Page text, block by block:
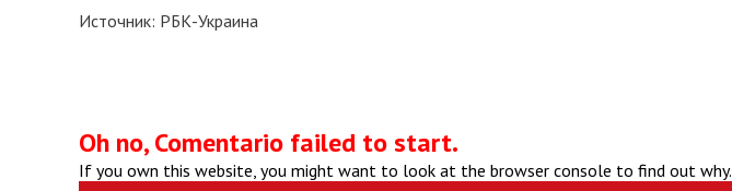
Источник: РБК-Украина
Oh no, Comentario failed to start.
If you own this website, you might want to look at the browser console to find out why.